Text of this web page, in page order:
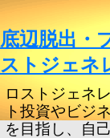
底辺脱出・
ストジェネ
ロストジェネ
ト投資やビジ
を目指し、自